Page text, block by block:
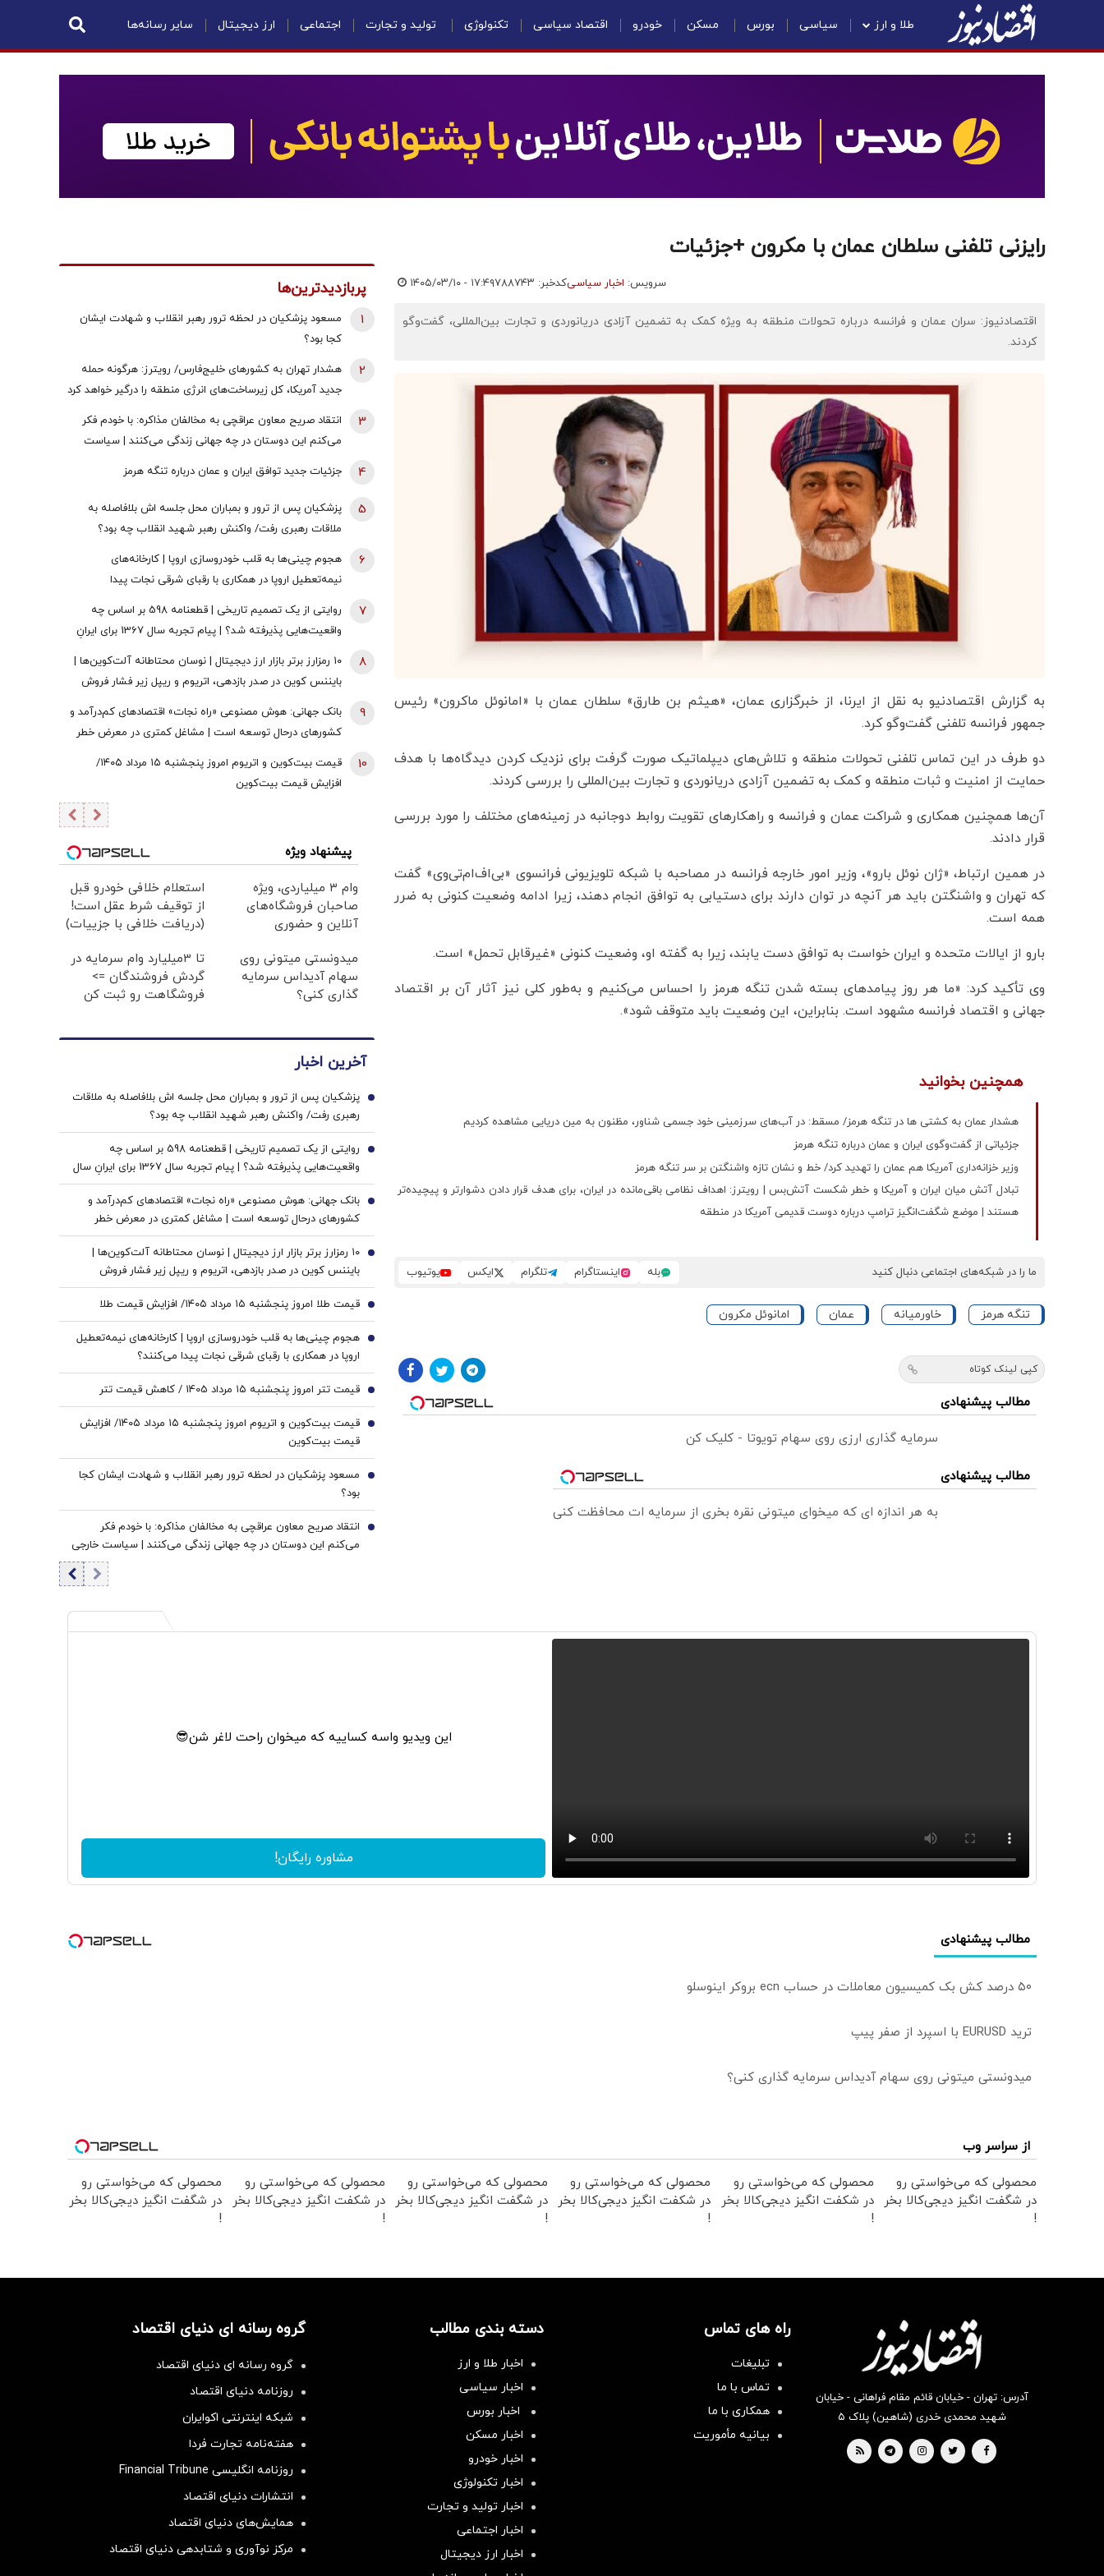
طلا و ارز سیاسی بورس مسکن خودرو اقتصاد سیاسی تکنولوژی تولید و تجارت اجتماعی ارز دیجیتال سایر رسانه‌ها
رایزنی تلفنی سلطان عمان با مکرون +جزئیات
سرویس: اخبار سیاسیکدخبر: ۷۸۸۷۴۳ ۱۴۰۵/۰۳/۱۰ - ۱۷:۴۹
اقتصادنیوز: سران عمان و فرانسه درباره تحولات منطقه به ویژه کمک به تضمین آزادی دریانوردی و تجارت بین‌المللی، گفت‌وگو
کردند.
به گزارش اقتصادنیو به نقل از ایرنا، از خبرگزاری عمان، «هیثم بن طارق» سلطان عمان با «امانوئل ماکرون» رئیس
جمهور فرانسه تلفنی گفت‌وگو کرد.
دو طرف در این تماس تلفنی تحولات منطقه و تلاش‌های دیپلماتیک صورت گرفت برای نزدیک کردن دیدگاه‌ها با هدف
حمایت از امنیت و ثبات منطقه و کمک به تضمین آزادی دریانوردی و تجارت بین‌المللی را بررسی کردند.
آن‌ها همچنین همکاری و شراکت عمان و فرانسه و راهکارهای تقویت روابط دوجانبه در زمینه‌های مختلف را مورد بررسی
قرار دادند.
در همین ارتباط، «ژان نوئل بارو»، وزیر امور خارجه فرانسه در مصاحبه با شبکه تلویزیونی فرانسوی «بی‌اف‌ام‌تی‌وی» گفت
که تهران و واشنگتن باید هر آنچه در توان دارند برای دستیابی به توافق انجام دهند، زیرا ادامه وضعیت کنونی به ضرر
همه است.
بارو از ایالات متحده و ایران خواست به توافق دست یابند، زیرا به گفته او، وضعیت کنونی «غیرقابل تحمل» است.
وی تأکید کرد: «ما هر روز پیامدهای بسته شدن تنگه هرمز را احساس می‌کنیم و به‌طور کلی نیز آثار آن بر اقتصاد
جهانی و اقتصاد فرانسه مشهود است. بنابراین، این وضعیت باید متوقف شود».
همچنین بخوانید
هشدار عمان به کشتی ها در تنگه هرمز/ مسقط: در آب‌های سرزمینی خود جسمی شناور، مظنون به مین دریایی مشاهده کردیم
جزئیاتی از گفت‌وگوی ایران و عمان درباره تنگه هرمز
وزیر خزانه‌داری آمریکا هم عمان را تهدید کرد/ خط و نشان تازه واشنگتن بر سر تنگه هرمز
تبادل آتش میان ایران و آمریکا و خطر شکست آتش‌بس | رویترز: اهداف نظامی باقی‌مانده در ایران، برای هدف قرار دادن دشوارتر و پیچیده‌تر
هستند | موضع شگفت‌انگیز ترامپ درباره دوست قدیمی آمریکا در منطقه
ما را در شبکه‌های اجتماعی دنبال کنید بله اینستاگرام تلگرام ایکس یوتیوب
تنگه هرمز خاورمیانه عمان امانوئل مکرون
کپی لینک کوتاه
مطالب پیشنهادی
سرمایه گذاری ارزی روی سهام تویوتا - کلیک کن
مطالب پیشنهادی
به هر اندازه ای که میخوای میتونی نقره بخری از سرمایه ات محافظت کنی
پربازدیدترین‌ها
مسعود پزشکیان در لحظه ترور رهبر انقلاب و شهادت ایشان
کجا بود؟
1
هشدار تهران به کشورهای خلیج‌فارس/ رویترز: هرگونه حمله
جدید آمریکا، کل زیرساخت‌های انرژی منطقه را درگیر خواهد کرد
2
انتقاد صریح معاون عراقچی به مخالفان مذاکره: با خودم فکر
می‌کنم این دوستان در چه جهانی زندگی می‌کنند | سیاست
خارجی عرصه تصمیم‌های دشوار و سنجش دقیق هزینه و فایده
است
3
جزئیات جدید توافق ایران و عمان درباره تنگه هرمز 4
پزشکیان پس از ترور و بمباران محل جلسه ‌اش بلافاصله به
ملاقات رهبری رفت/ واکنش رهبر شهید انقلاب چه بود؟
5
هجوم چینی‌ها به قلب خودروسازی اروپا | کارخانه‌های
نیمه‌تعطیل اروپا در همکاری با رقبای شرقی نجات پیدا
6
روایتی از یک تصمیم تاریخی | قطعنامه 598 بر اساس چه
واقعیت‌هایی پذیرفته شد؟ | پیام تجربه سال 1367 برای ایرانِ
7
۱۰ رمزارز برتر بازار ارز دیجیتال | نوسان محتاطانه آلت‌کوین‌ها |
بایننس‌ کوین در صدر بازدهی، اتریوم و ریپل زیر فشار فروش
8
بانک جهانی: هوش مصنوعی «راه نجات» اقتصادهای کم‌درآمد و
کشورهای درحال توسعه است | مشاغل کمتری در معرض خطر
9
قیمت بیت‌کوین و اتریوم امروز پنجشنبه ۱۵ مرداد ۱۴۰۵/
افزایش قیمت بیت‌کوین
10
پیشنهاد ویژه
وام ۳ میلیاردی، ویژه
صاحبان فروشگاه‌های
آنلاین و حضوری
استعلام خلافی خودرو قبل
از توقیف شرط عقل است!
(دریافت خلافی با جزییات)
میدونستی میتونی روی
سهام آدیداس سرمایه
گذاری کنی؟
تا 3میلیارد وام سرمایه در
گردش فروشندگان =>
فروشگاهت رو ثبت کن
آخرین اخبار
پزشکیان پس از ترور و بمباران محل جلسه ‌اش بلافاصله به ملاقات
رهبری رفت/ واکنش رهبر شهید انقلاب چه بود؟
1
روایتی از یک تصمیم تاریخی | قطعنامه 598 بر اساس چه
واقعیت‌هایی پذیرفته شد؟ | پیام تجربه سال 1367 برای ایرانِ سال
1405
2
بانک جهانی: هوش مصنوعی «راه نجات» اقتصادهای کم‌درآمد و
کشورهای درحال توسعه است | مشاغل کمتری در معرض خطر
هستند، اما ریسک بالایی وجود دارد
3
۱۰ رمزارز برتر بازار ارز دیجیتال | نوسان محتاطانه آلت‌کوین‌ها |
بایننس‌ کوین در صدر بازدهی، اتریوم و ریپل زیر فشار فروش
4
قیمت طلا امروز پنجشنبه ۱۵ مرداد ۱۴۰۵/ افزایش قیمت طلا 5
هجوم چینی‌ها به قلب خودروسازی اروپا | کارخانه‌های نیمه‌تعطیل
اروپا در همکاری با رقبای شرقی نجات پیدا می‌کنند؟
6
قیمت تتر امروز پنجشنبه ۱۵ مرداد 1405 / کاهش قیمت تتر 7
قیمت بیت‌کوین و اتریوم امروز پنجشنبه ۱۵ مرداد ۱۴۰۵/ افزایش
قیمت بیت‌کوین
8
مسعود پزشکیان در لحظه ترور رهبر انقلاب و شهادت ایشان کجا
بود؟
9
انتقاد صریح معاون عراقچی به مخالفان مذاکره: با خودم فکر
می‌کنم این دوستان در چه جهانی زندگی می‌کنند | سیاست خارجی
عرصه تصمیم‌های دشوار و سنجش دقیق هزینه و فایده است
10
این ویدیو واسه کساییه که میخوان راحت لاغر شن😎
مشاوره رایگان!
مطالب پیشنهادی
۵۰ درصد کش بک کمیسیون معاملات در حساب ecn بروکر اینوسلو
ترید EURUSD با اسپرد از صفر پیپ
میدونستی میتونی روی سهام آدیداس سرمایه گذاری کنی؟
از سراسر وب
محصولی که می‌خواستی رو
در شگفت انگیز دیجی‌کالا بخر
!
محصولی که می‌خواستی رو
در شکفت انگیز دیجی‌کالا بخر
!
محصولی که می‌خواستی رو
در شکفت انگیز دیجی‌کالا بخر
!
محصولی که می‌خواستی رو
در شگفت انگیز دیجی‌کالا بخر
!
محصولی که می‌خواستی رو
در شکفت انگیز دیجی‌کالا بخر
!
محصولی که می‌خواستی رو
در شگفت انگیز دیجی‌کالا بخر
!
آدرس: تهران - خیابان قائم مقام فراهانی - خیابان
شهید محمدی خدری (شاهین) پلاک ۵
راه های تماس
تبلیغات
تماس با ما
همکاری با ما
بیانیه مأموریت
دسته بندی مطالب
اخبار طلا و ارز
اخبار سیاسی
اخبار بورس
اخبار مسکن
اخبار خودرو
اخبار تکنولوژی
اخبار تولید و تجارت
اخبار اجتماعی
اخبار ارز دیجیتال
گروه رسانه ای دنیای اقتصاد
گروه رسانه ای دنیای اقتصاد
روزنامه دنیای اقتصاد
شبکه اینترنتی اکوایران
هفته‌نامه تجارت فردا
روزنامه انگلیسی Financial Tribune
انتشارات دنیای اقتصاد
همایش‌های دنیای اقتصاد
مرکز نوآوری و شتابدهی دنیای اقتصاد